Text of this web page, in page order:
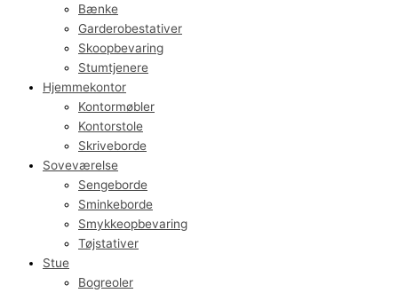
Bænke
Garderobestativer
Skoopbevaring
Stumtjenere
Hjemmekontor
Kontormøbler
Kontorstole
Skriveborde
Soveværelse
Sengeborde
Sminkeborde
Smykkeopbevaring
Tøjstativer
Stue
Bogreoler